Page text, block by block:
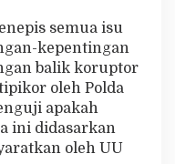
semua isu
kepentingan
balik koruptor
oleh Polda
apakah
ini didasarkan
oleh UU